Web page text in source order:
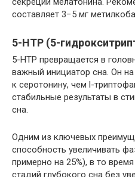
составляет 3−5 мг
5-HTP (5-
5-HTP превращается в
важный инициатор сна. Он
к серотонину, чем l-
стабильные результаты в
сна.
Одним из ключевых
способность увеличивать
примерно на 25%), в то
стадий глубокого сна без